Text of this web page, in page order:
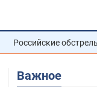
Российские
Важное